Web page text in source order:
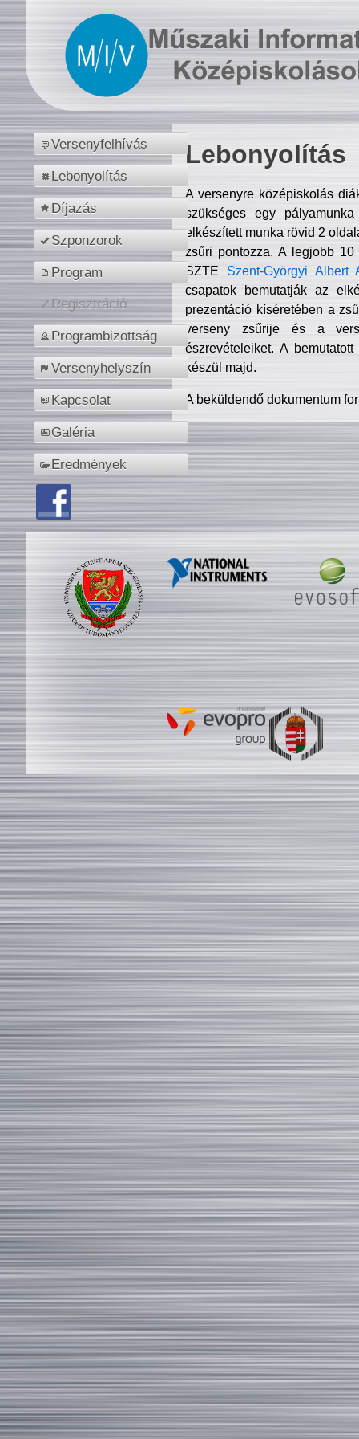
Versenyfelhívás
Lebonyolítás
Díjazás
Szponzorok
Program
Regisztráció
Programbizottság
Versenyhelyszín
Kapcsolat
Galéria
Eredmények
Lebonyolítás
A versenyre középiskolás
szükséges egy
elkészített munka rövid 2
zsűri pontozza. A legjobb
SZTE Szent-Györgyi Albert
csapatok bemutatják az
prezentáció kíséretében a
verseny zsűrije és a
észrevételeiket. A
készül majd.
A beküldendő dokumentum